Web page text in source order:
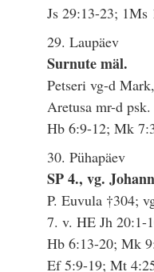
Js 29:13-23;
29. Laupäev
Surnute mäl.
Petseri vg-d
Aretusa mr-d
Hb 6:9-12; Mk
30. Pühapäev
SP 4., vg.
P. Euvula †304;
7. v. HE Jh 20:1-
Hb 6:13-20; Mk
Ef 5:9-19; Mt